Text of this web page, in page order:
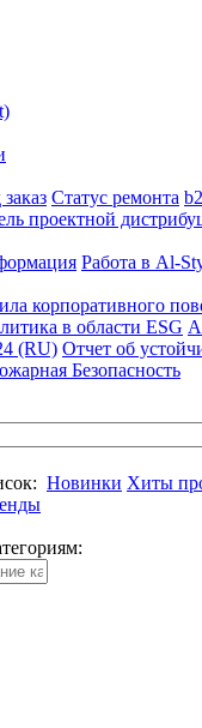
Статус ремонта
проектной
Работа в Al-
корпоративного
в области ESG
(RU) Отчет об
Безопасность
Новинки Хиты